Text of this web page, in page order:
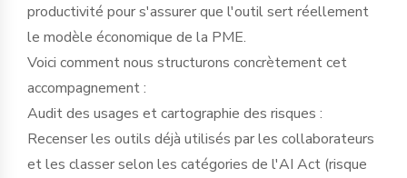
productivité pour s'assurer que l'outil sert réellement
le modèle économique de la PME.
Voici comment nous structurons concrètement cet
accompagnement :
Audit des usages et cartographie des risques :
Recenser les outils déjà utilisés par les collaborateurs
et les classer selon les catégories de l'AI Act (risque